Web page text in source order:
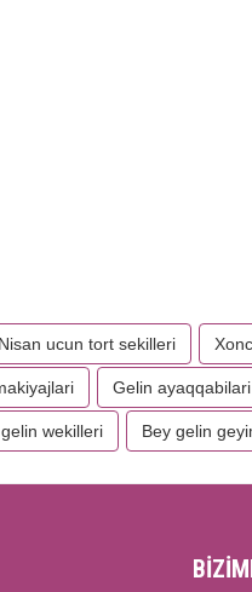
ucun tort sekilleri
Gelin
wekilleri Bey gelin